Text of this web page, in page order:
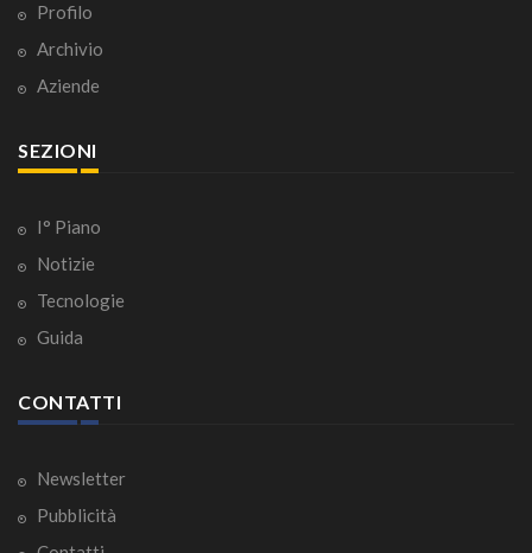
Profilo
Archivio
Aziende
SEZIONI
I° Piano
Notizie
Tecnologie
Guida
CONTATTI
Newsletter
Pubblicità